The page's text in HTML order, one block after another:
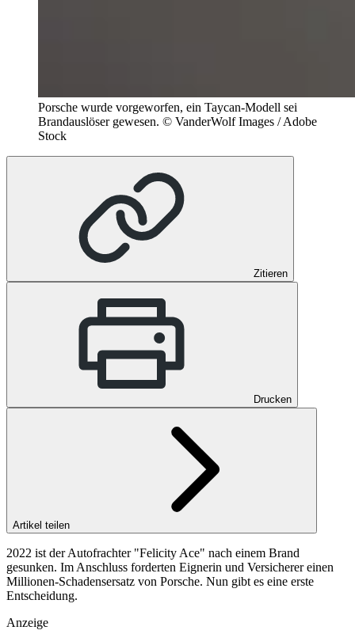
Porsche wurde vorgeworfen, ein Taycan-Modell sei
Brandauslöser gewesen. © VanderWolf Images / Adobe
Stock
Zitieren
Drucken
Artikel teilen
2022 ist der Autofrachter "Felicity Ace" nach einem Brand
gesunken. Im Anschluss forderten Eignerin und Versicherer einen
Millionen-Schadensersatz von Porsche. Nun gibt es eine erste
Entscheidung.
Anzeige